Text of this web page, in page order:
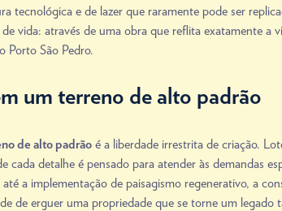
tecnológica e de lazer que raramente pode ser
vida: através de uma obra que reflita exatamente a
Porto São Pedro.
um terreno de alto padrão
de alto padrãoé a liberdade irrestrita de criação.
detalhe é pensado para atender às demandas
a implementação de paisagismo regenerativo, a
de erguer uma propriedade que se torne um legado